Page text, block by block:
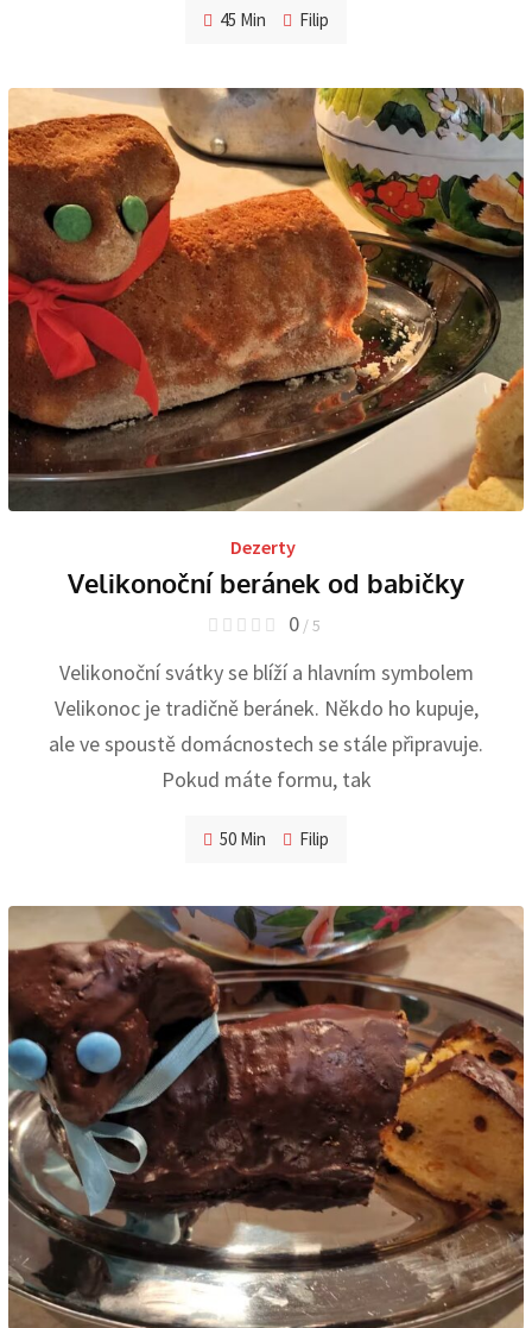
45 Min Filip
Dezerty
Velikonoční beránek od babičky
0 / 5
Velikonoční svátky se blíží a hlavním symbolem
Velikonoc je tradičně beránek. Někdo ho kupuje,
ale ve spoustě domácnostech se stále připravuje.
Pokud máte formu, tak
50 Min Filip